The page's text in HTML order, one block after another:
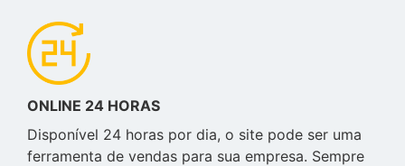
ONLINE 24 HORAS
Disponível 24 horas por dia, o site pode ser uma
ferramenta de vendas para sua empresa. Sempre